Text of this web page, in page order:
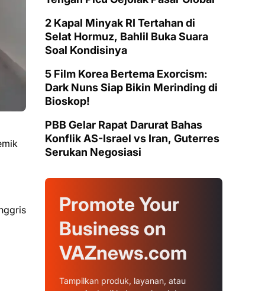
2 Kapal Minyak RI Tertahan di
Selat Hormuz, Bahlil Buka Suara
Soal Kondisinya
5 Film Korea Bertema Exorcism:
Dark Nuns Siap Bikin Merinding di
Bioskop!
PBB Gelar Rapat Darurat Bahas
Konflik AS-Israel vs Iran, Guterres
Serukan Negosiasi
Promote Your
Business on
VAZnews.com
Tampilkan produk, layanan, atau